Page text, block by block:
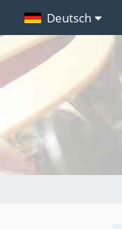
Lexikon Links
Deutsch